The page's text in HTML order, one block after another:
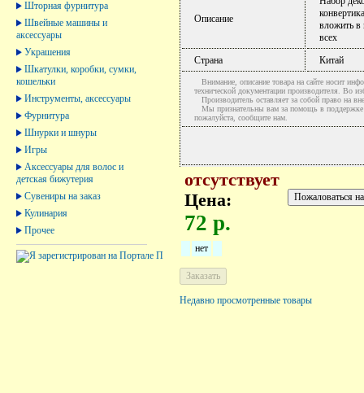
Шторная фурнитура
Швейные машины и
аксессуары
Украшения
Шкатулки, коробки, сумки,
кошельки
Инструменты, аксессуары
Фурнитура
Шнурки и шнуры
Игры
Аксессуары для волос и
детская бижутерия
Сувениры на заказ
Кулинария
Прочее
Описание
вложить в
всех
Страна
Китай
Внимание, описание товара на сайте носит
технической документации производителя. Во
Производитель оставляет за собой право на
Мы признательны вам за помощь в поддержке
пожалуйста, сообщите нам.
отсутствует
Цена:
72 р.
нет
Недавно просмотренные товары